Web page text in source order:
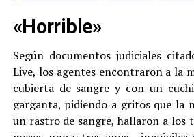
«Horrible»
Según documentos judiciales
Live, los agentes encontraron a la
cubierta de sangre y con un
garganta, pidiendo a gritos que la
un rastro de sangre, hallaron a los